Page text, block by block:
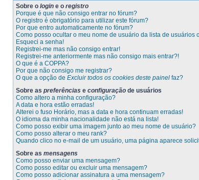
Sobre o login e o registro
Porque é que não consigo entrar no fórum?
O registro é obrigatório para utilizar este fórum?
Por que entro automaticamente no fórum?
Como posso ocultar o meu nome de usuário da lista de usuários
Esqueci a senha!
Registrei-me mas não consigo entrar!
Registrei-me anteriormente mas não consigo mais entrar?!
O que é a COPPA?
Por que não consigo me registrar?
O que a opção de Excluir todos os cookies deste painel faz?
Sobre as preferências e configuração de usuários
Como altero a minha configuração?
A data e hora estão erradas!
Alterei o fuso Horário, mas a data e hora continuam erradas!
O idioma da minha nacionalidade não está na lista!
Como posso exibir uma imagem junto ao meu nome de usuário?
Como posso alterar o meu rank?
Quando clico no e-mail de um usuário, uma página aparece
Sobre as mensagens
Como posso enviar uma mensagem?
Como posso editar ou excluir uma mensagem?
Como posso adicionar assinatura a uma mensagem?